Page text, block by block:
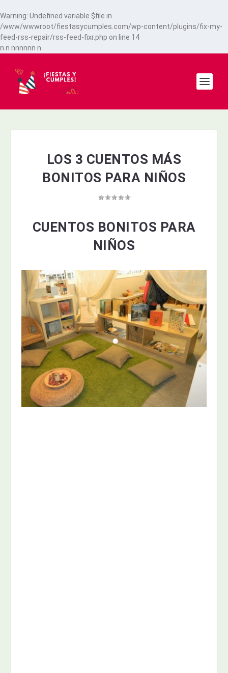
Warning: Undefined variable $file in
/www/wwwroot/fiestasycumples.com/wp-content/plugins/fix-my-
feed-rss-repair/rss-feed-fixr.php on line 14
n n nnnnnn n
LOS 3 CUENTOS MÁS
BONITOS PARA NIÑOS
CUENTOS BONITOS PARA
NIÑOS